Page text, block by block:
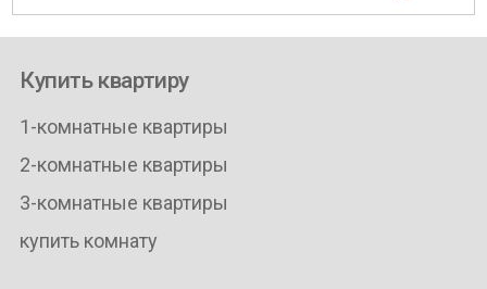
Купить квартиру
1-комнатные квартиры
2-комнатные квартиры
3-комнатные квартиры
купить комнату